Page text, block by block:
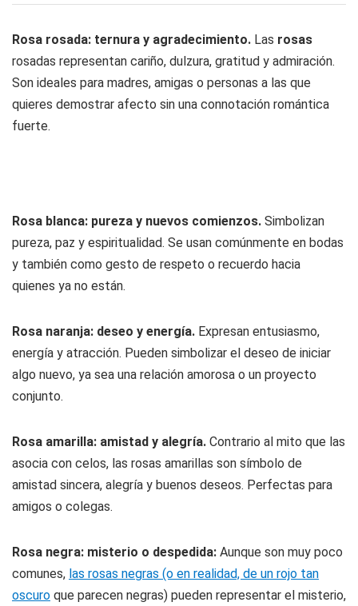
Rosa rosada: ternura y agradecimiento. Las rosas
rosadas representan cariño, dulzura, gratitud y admiración.
Son ideales para madres, amigas o personas a las que
quieres demostrar afecto sin una connotación romántica
fuerte.
Rosa blanca: pureza y nuevos comienzos. Simbolizan
pureza, paz y espiritualidad. Se usan comúnmente en bodas
y también como gesto de respeto o recuerdo hacia
quienes ya no están.
Rosa naranja: deseo y energía. Expresan entusiasmo,
energía y atracción. Pueden simbolizar el deseo de iniciar
algo nuevo, ya sea una relación amorosa o un proyecto
conjunto.
Rosa amarilla: amistad y alegría. Contrario al mito que las
asocia con celos, las rosas amarillas son símbolo de
amistad sincera, alegría y buenos deseos. Perfectas para
amigos o colegas.
Rosa negra: misterio o despedida: Aunque son muy poco
comunes, las rosas negras (o en realidad, de un rojo tan
oscuro que parecen negras) pueden representar el misterio,